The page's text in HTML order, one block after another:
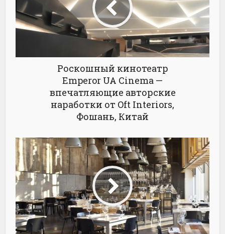
Роскошный кинотеатр
Emperor UA Cinema —
впечатляющие авторские
наработки от Oft Interiors,
Фошань, Китай